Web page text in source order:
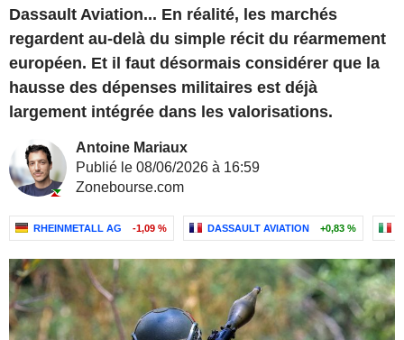
Dassault Aviation... En réalité, les marchés
regardent au-delà du simple récit du réarmement
européen. Et il faut désormais considérer que la
hausse des dépenses militaires est déjà
largement intégrée dans les valorisations.
Antoine Mariaux
Publié le 08/06/2026 à 16:59
Zonebourse.com
RHEINMETALL AG -1,09 % DASSAULT AVIATION +0,83 %